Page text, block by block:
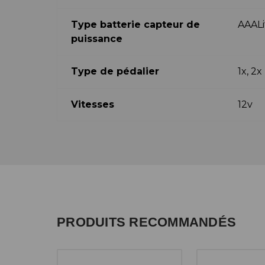
Type batterie capteur de
puissance
Type de pédalier 1x, 2x
Vitesses 12v
PRODUITS RECOMMANDÉS